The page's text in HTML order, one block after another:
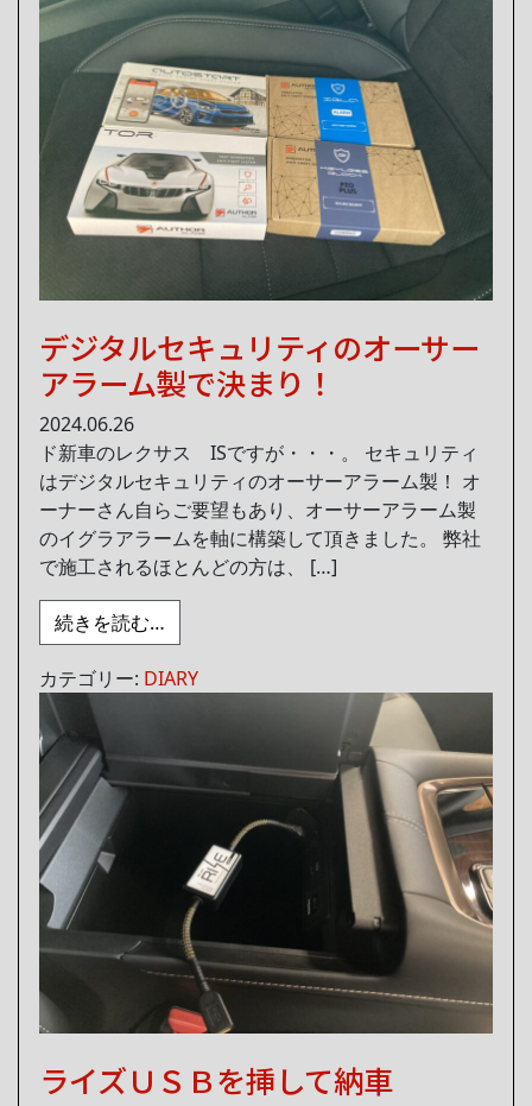
デジタルセキュリティのオーサー
アラーム製で決まり！
2024.06.26
ド新車のレクサス ISですが・・・。 セキュリティ
はデジタルセキュリティのオーサーアラーム製！ オ
ーナーさん自らご要望もあり、オーサーアラーム製
のイグラアラームを軸に構築して頂きました。 弊社
で施工されるほとんどの方は、 […]
続きを読む…
カテゴリー: DIARY
ライズＵＳＢを挿して納車